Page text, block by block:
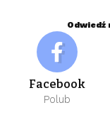
Odwiedź
Facebook
Polub